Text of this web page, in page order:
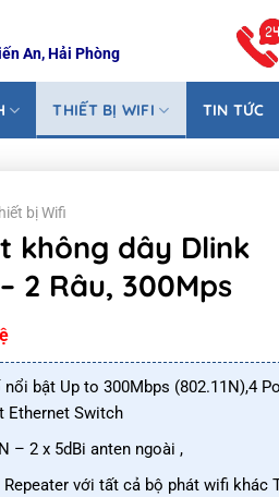
An, Hải Phòng
THIẾT BỊ WIFI TIN TỨC
bị Wifi
không dây Dlink
2 Râu, 300Mps
bật Up to 300Mbps (802.11N),4
Ethernet Switch
– 2 x 5dBi anten ngoài ,
Repeater với tất cả bộ phát wifi khác